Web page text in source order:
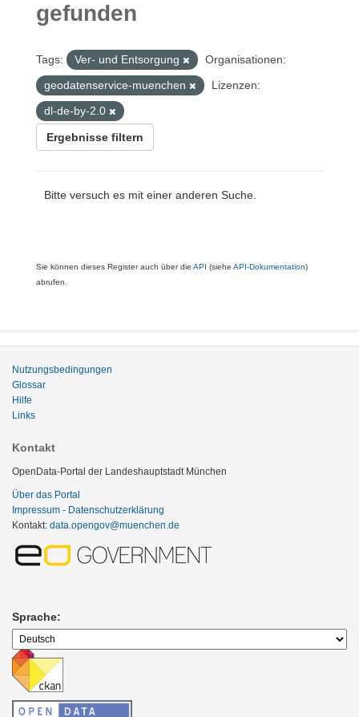
gefunden
Tags: Ver- und Entsorgung
Organisationen:
geodatenservice-muenchen
Lizenzen:
dl-de-by-2.0
Ergebnisse filtern
Bitte versuch es mit einer anderen Suche.
Sie können dieses Register auch über die API (siehe API-Dokumentation)
abrufen.
Nutzungsbedingungen
Glossar
Hilfe
Links
Kontakt
OpenData-Portal der Landeshauptstadt München
Über das Portal
Impressum - Datenschutzerklärung
Kontakt: data.opengov@muenchen.de
Sprache